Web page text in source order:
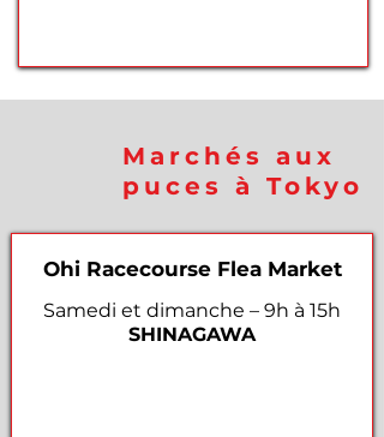
Marchés aux
puces à Tokyo
Ohi Racecourse Flea Market
Samedi et dimanche – 9h à 15h
SHINAGAWA